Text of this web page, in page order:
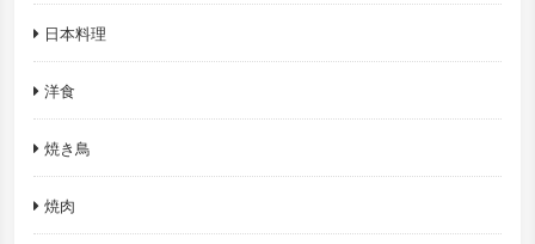
日本料理
洋食
焼き鳥
焼肉